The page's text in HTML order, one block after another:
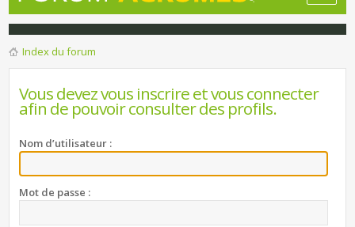
Index du forum
Vous devez vous inscrire et vous connecter
afin de pouvoir consulter des profils.
Nom d’utilisateur :
Mot de passe :